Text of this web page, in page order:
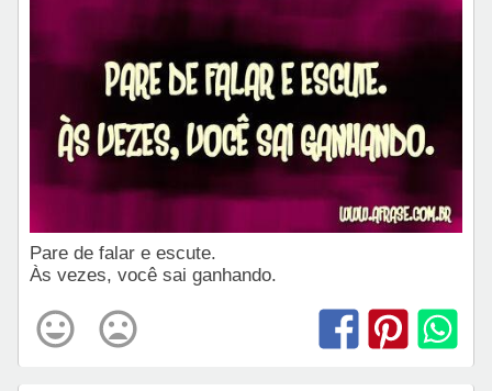
Pare de falar e escute.
Às vezes, você sai ganhando.